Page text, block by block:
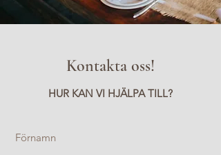
Kontakta oss!
HUR KAN VI HJÄLPA TILL?